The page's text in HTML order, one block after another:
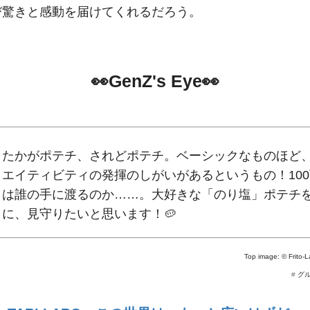
きと感動を届けてくれるだろう。
👀GenZ's Eye👀
たかがポテチ、されどポテチ。ベーシックなものほど
エイティビティの発揮のしがいがあるというもの！
は誰の手に渡るのか……。大好きな「のり塩」ポテチ
に、見守りたいと思います！🥔
Top image: ©Frito-
# グ